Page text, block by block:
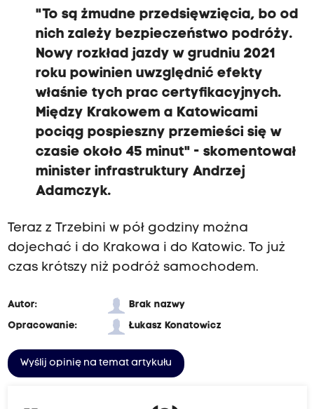
"To są żmudne przedsięwzięcia, bo od
nich zależy bezpieczeństwo podróży.
Nowy rozkład jazdy w grudniu 2021
roku powinien uwzględnić efekty
właśnie tych prac certyfikacyjnych.
Między Krakowem a Katowicami
pociąg pospieszny przemieści się w
czasie około 45 minut" - skomentował
minister infrastruktury Andrzej
Adamczyk.
Teraz z Trzebini w pół godziny można
dojechać i do Krakowa i do Katowic. To już
czas krótszy niż podróż samochodem.
a
p
o
w
i
e
d
z
i
a
w
T
r
e
b
n
i
Autor:
Brak nazwy
Opracowanie:
Łukasz Konatowicz
Wyślij opinię na temat artykułu